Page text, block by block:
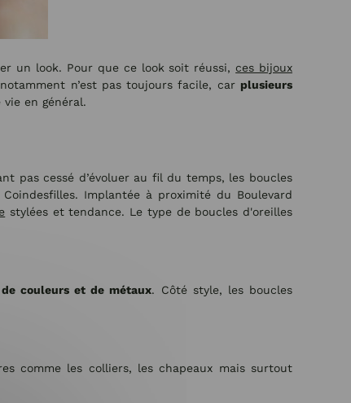
un look. Pour que ce look soit réussi, ces bijoux
n’est pas toujours facile, car plusieurs
en général.
pas cessé d’évoluer au fil du temps, les boucles
Implantée à proximité du Boulevard
stylées et tendance. Le type de boucles d'oreilles
couleurs et de métaux. Côté style, les boucles
comme les colliers, les chapeaux mais surtout